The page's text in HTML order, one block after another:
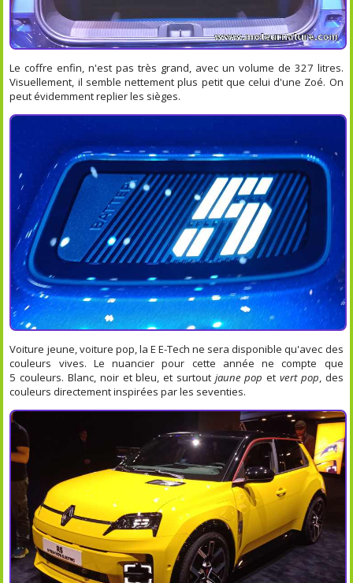
Le coffre enfin, n'est pas très grand, avec un volume de 327 litres.
Visuellement, il semble nettement plus petit que celui d'une Zoé. On
peut évidemment replier les sièges.
Voiture jeune, voiture pop, la E E-Tech ne sera disponible qu'avec des
couleurs vives. Le nuancier pour cette année ne compte que
5 couleurs. Blanc, noir et bleu, et surtout jaune pop et vert pop, des
couleurs directement inspirées par les seventies.